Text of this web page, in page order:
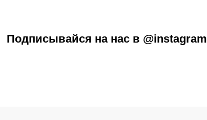
Подписывайся на нас в @instagram